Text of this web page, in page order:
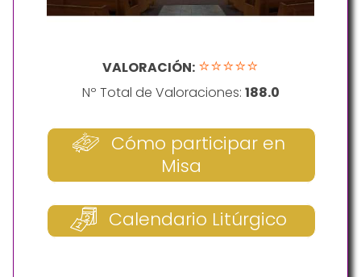
VALORACIÓN: ⭐⭐⭐⭐⭐
Nº Total de Valoraciones: 188.0
Cómo participar en
Misa
Calendario Litúrgico